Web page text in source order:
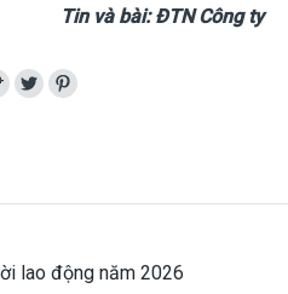
Tin và bài: ĐTN Công ty
lao động năm 2026